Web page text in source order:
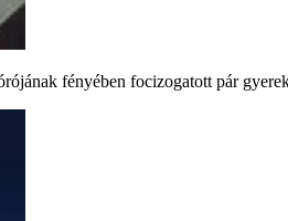
fényében focizogatott pár